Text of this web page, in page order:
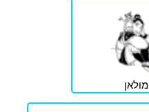
מולאן